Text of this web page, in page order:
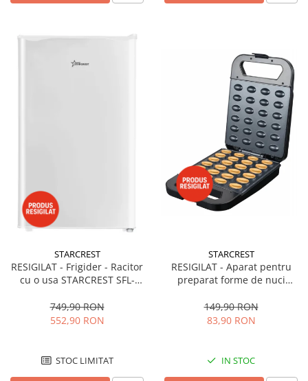
STARCREST
RESIGILAT - Frigider - Racitor
cu o usa STARCREST SFL-
92L, Iluminare interioara,H 83
cm, Alb
749,90 RON
552,90 RON
STOC LIMITAT
STARCREST
RESIGILAT - Aparat pentru
preparat forme de nuci
forme, 1400W, Indicator
luminos, Placi antiaderente,
149,90 RON
83,90 RON
IN STOC